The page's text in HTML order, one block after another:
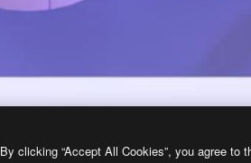
By clicking “Accept All Cookies”, you agree